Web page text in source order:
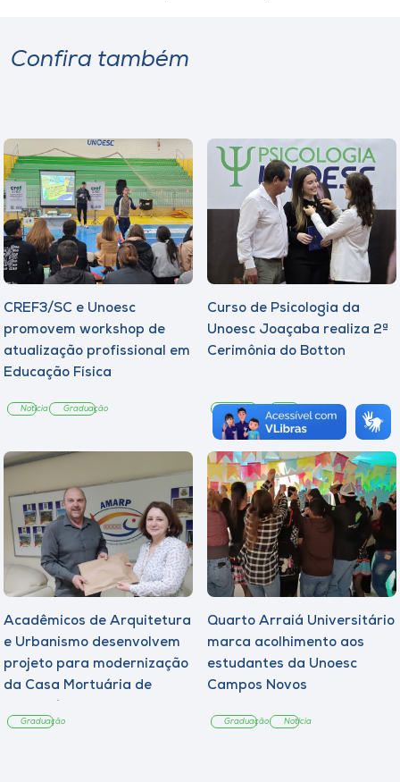
Confira também
CREF3/SC e Unoesc
promovem workshop de
atualização profissional em
Educação Física
Notícia Graduação
Curso de Psicologia da
Unoesc Joaçaba realiza 2ª
Cerimônia do Botton
Graduação Notícia
Acadêmicos de Arquitetura
e Urbanismo desenvolvem
projeto para modernização
da Casa Mortuária de
Graduação
Quarto Arraiá Universitário
marca acolhimento aos
estudantes da Unoesc
Campos Novos
Graduação Notícia